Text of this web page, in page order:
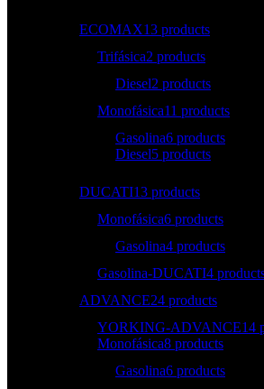
ECOMAX13 products
Trifásica2 products
Diesel2 products
Monofásica11 products
Gasolina6 products
Diesel5 products
DUCATI13 products
Monofásica6 products
Gasolina4 products
Gasolina-DUCATI4
ADVANCE24 products
YORKING-ADVANCE14
Monofásica8 products
Gasolina6 products